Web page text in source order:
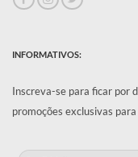
INFORMATIVOS:
Inscreva-se para ficar por
promoções exclusivas